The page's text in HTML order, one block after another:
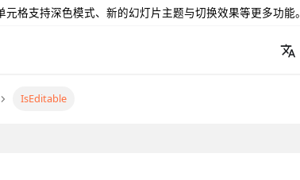
格支持深色模式、新的幻灯片主题与切换效果等更多功能。
IsEditable